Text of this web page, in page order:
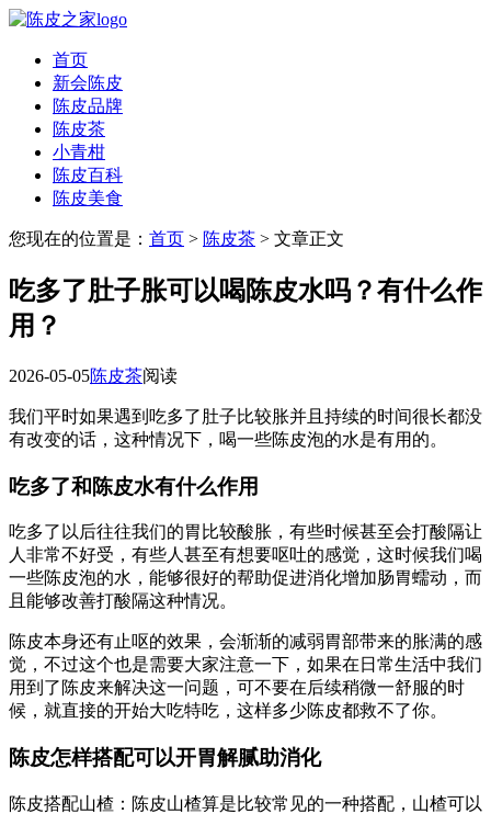
首页
新会陈皮
陈皮品牌
陈皮茶
小青柑
陈皮百科
陈皮美食
您现在的位置是： 首页 > 陈皮茶 > 文章正文
吃多了肚子胀可以喝陈皮水吗？有什么作
用？
2026-05-05陈皮茶阅读
我们平时如果遇到吃多了肚子比较胀并且持续的时间很长都没
有改变的话，这种情况下，喝一些陈皮泡的水是有用的。
吃多了和陈皮水有什么作用
吃多了以后往往我们的胃比较酸胀，有些时候甚至会打酸隔让
人非常不好受，有些人甚至有想要呕吐的感觉，这时候我们喝
一些陈皮泡的水，能够很好的帮助促进消化增加肠胃蠕动，而
且能够改善打酸隔这种情况。
陈皮本身还有止呕的效果，会渐渐的减弱胃部带来的胀满的感
觉，不过这个也是需要大家注意一下，如果在日常生活中我们
用到了陈皮来解决这一问题，可不要在后续稍微一舒服的时
候，就直接的开始大吃特吃，这样多少陈皮都救不了你。
陈皮怎样搭配可以开胃解腻助消化
陈皮搭配山楂：陈皮山楂算是比较常见的一种搭配，山楂可以